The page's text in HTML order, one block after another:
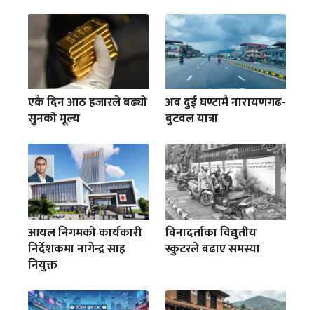
एकै दिन आठ हजारले बढ्यो
सुनको मूल्य
अब दुई घण्टामै नारायणगढ-
बुटवल यात्रा
आयल निगमको कार्यकारी
निर्देशकमा नागेन्द्र साह
नियुक्त
बिनादर्ताका विद्युतीय
स्कुटरले बढाए समस्या